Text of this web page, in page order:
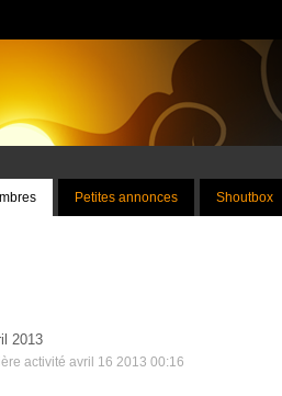
Petites annonces Shoutbox
2013
activité avril 16 2013 00:16